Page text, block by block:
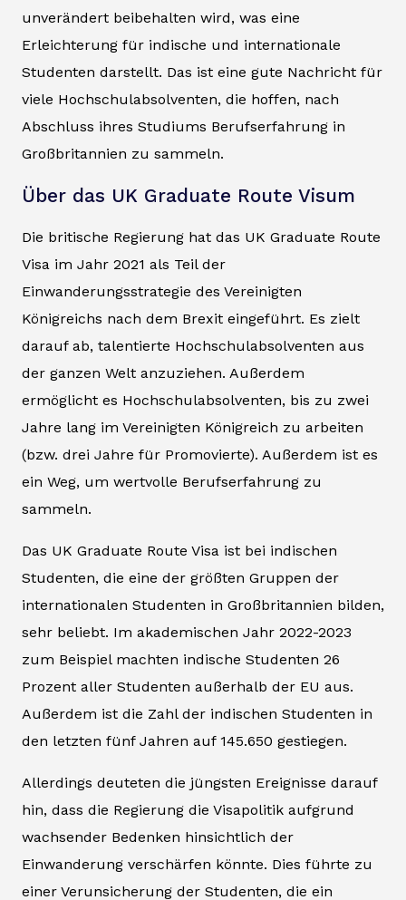
unverändert beibehalten wird, was eine
Erleichterung für indische und internationale
Studenten darstellt. Das ist eine gute Nachricht für
viele Hochschulabsolventen, die hoffen, nach
Abschluss ihres Studiums Berufserfahrung in
Großbritannien zu sammeln.
Über das UK Graduate Route Visum
Die britische Regierung hat das UK Graduate Route
Visa im Jahr 2021 als Teil der
Einwanderungsstrategie des Vereinigten
Königreichs nach dem Brexit eingeführt. Es zielt
darauf ab, talentierte Hochschulabsolventen aus
der ganzen Welt anzuziehen. Außerdem
ermöglicht es Hochschulabsolventen, bis zu zwei
Jahre lang im Vereinigten Königreich zu arbeiten
(bzw. drei Jahre für Promovierte). Außerdem ist es
ein Weg, um wertvolle Berufserfahrung zu
sammeln.
Das UK Graduate Route Visa ist bei indischen
Studenten, die eine der größten Gruppen der
internationalen Studenten in Großbritannien bilden,
sehr beliebt. Im akademischen Jahr 2022-2023
zum Beispiel machten indische Studenten 26
Prozent aller Studenten außerhalb der EU aus.
Außerdem ist die Zahl der indischen Studenten in
den letzten fünf Jahren auf 145.650 gestiegen.
Allerdings deuteten die jüngsten Ereignisse darauf
hin, dass die Regierung die Visapolitik aufgrund
wachsender Bedenken hinsichtlich der
Einwanderung verschärfen könnte. Dies führte zu
einer Verunsicherung der Studenten, die ein